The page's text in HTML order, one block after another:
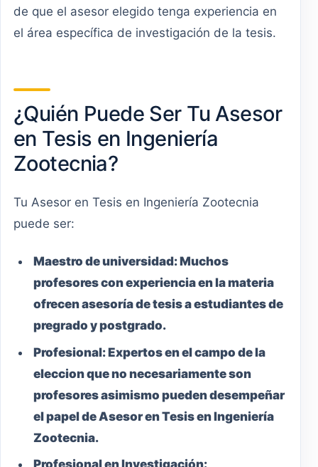
de que el asesor elegido tenga experiencia en
el área específica de investigación de la tesis.
¿Quién Puede Ser Tu Asesor
en Tesis en Ingeniería
Zootecnia?
Tu Asesor en Tesis en Ingeniería Zootecnia
puede ser:
Maestrode universidad:Muchos
profesores con experiencia en la materia
ofrecen asesoría de tesis a estudiantes de
pregrado y postgrado.
Profesional:Expertos en el campo de la
eleccion que no necesariamente son
profesores asimismo pueden desempeñar
el papel de Asesor en Tesis en Ingeniería
Zootecnia.